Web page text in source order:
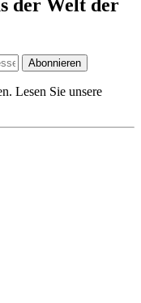
der Welt der
Abonnieren
Lesen Sie unsere